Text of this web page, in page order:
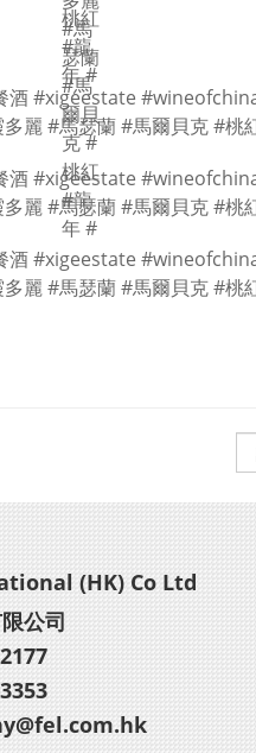
(HK) Co Ltd
公司